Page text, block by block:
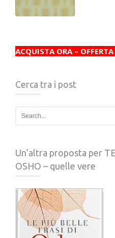
ACQUISTA ORA –
Cerca tra i post
Un’altra proposta per
OSHO – quelle vere